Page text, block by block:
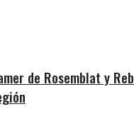
de Rosemblat y